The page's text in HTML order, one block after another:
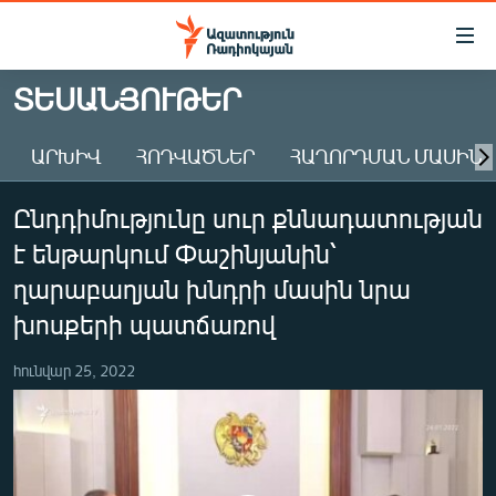
Մատչելիության
Անցնել
հիմնական
Անցնել
հիմնական
մենյուին
Որոնում
ԱԶԱՏՈՒԹՅՈՒՆ TV
ՀԱՅԱՍՏԱՆ
ԸՆՏՐՈՒԹՅՈՒՆՆԵՐ 2026
ԻՐԱՎՈՒՆՔ
ՀԱՍԱՐԱԿՈՒԹՅՈՒՆ
ՂԱՐԱԲԱՂ
ՊԱՏԵՐԱԶՄԻ 6 ՇԱԲԱԹՆԵՐԸ
ՏԵՍԱՆՅՈՒԹԵՐ
ԱՐԽԻՎ ՀՈԴՎԱԾՆԵՐ ՀԱՂՈՐԴՄԱՆ ՄԱՍԻՆ
Ընդդիմությունը սուր քննադատության
է ենթարկում Փաշինյանին՝
ղարաբաղյան խնդրի մասին նրա
խոսքերի պատճառով
հունվար 25, 2022